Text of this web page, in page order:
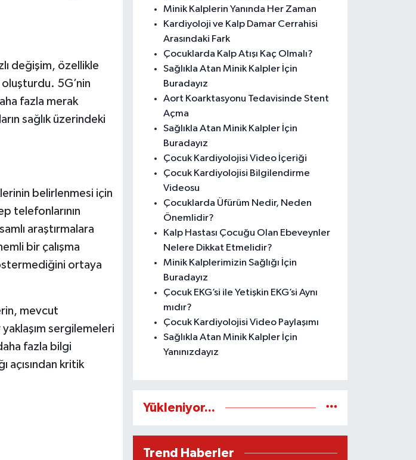
değişim, özellikle
5G’nin
fazla merak
sağlık üzerindeki
belirlenmesi için
telefonlarının
araştırmalara
bir çalışma
ortaya
mevcut
sergilemeleri
fazla bilgi
açısından kritik
Minik Kalplerin Yanında Her Zaman
Kardiyoloji ve Kalp Damar Cerrahisi
Arasındaki Fark
Çocuklarda Kalp Atışı Kaç Olmalı?
Sağlıkla Atan Minik Kalpler İçin
Buradayız
Aort Koarktasyonu Tedavisinde Stent
Açma
Sağlıkla Atan Minik Kalpler İçin
Buradayız
Çocuk Kardiyolojisi Video İçeriği
Çocuk Kardiyolojisi Bilgilendirme
Videosu
Çocuklarda Üfürüm Nedir, Neden
Önemlidir?
Kalp Hastası Çocuğu Olan Ebeveynler
Nelere Dikkat Etmelidir?
Minik Kalplerimizin Sağlığı İçin
Buradayız
Çocuk EKG’si ile Yetişkin EKG’si Aynı
mıdır?
Çocuk Kardiyolojisi Video Paylaşımı
Sağlıkla Atan Minik Kalpler İçin
Yanınızdayız
Yükleniyor...
Trend Haberler